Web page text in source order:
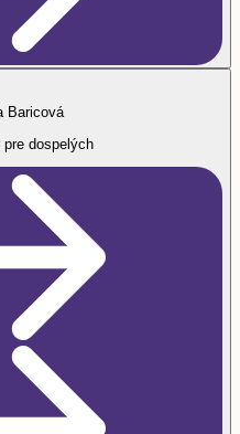
Baricová
dospelých